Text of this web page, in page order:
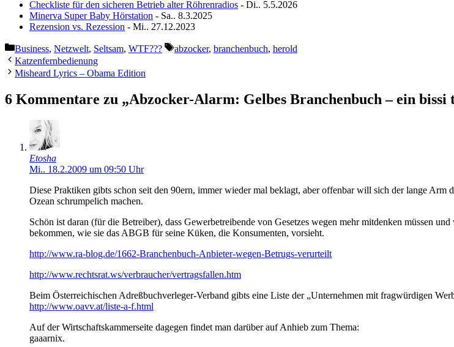
Checkliste für den sicheren Betrieb alter Röhrenradios - Di.. 5.5.2026
Minerva Super Baby Hörstation - Sa.. 8.3.2025
Rezension vs. Rezession - Mi.. 27.12.2023
Kategorien
Business, Netzwelt, Seltsam, WTF??? Schlagwörter
abzocker, branchenbuch, herold
Katzenfernbedienung
Misheard Lyrics – Obama Edition
6 Kommentare zu „Abzocker-Alarm: Gelbes Branchenbuch – ein bissi
Etosha
Mi.. 18.2.2009 um 09:50 Uhr
Diese Praktiken gibts schon seit den 90ern, immer wieder mal beklagt, aber offenbar will sich der lange Arm
Ozean schrumpelich machen.
Schön ist daran (für die Betreiber), dass Gewerbetreibende von Gesetzes wegen mehr mitdenken müssen
bekommen, wie sie das ABGB für seine Küken, die Konsumenten, vorsieht.
http://www.ra-blog.de/1662-Branchenbuch-Anbieter-wegen-Betrugs-verurteilt
http://www.rechtsrat.ws/verbraucher/vertragsfallen.htm
Beim Österreichischen Adreßbuchverleger-Verband gibts eine Liste der „Unternehmen mit fragwürdigen
http://www.oavv.at/liste-a-f.html
Auf der Wirtschaftskammerseite dagegen findet man darüber auf Anhieb zum Thema:
gaaarnix.